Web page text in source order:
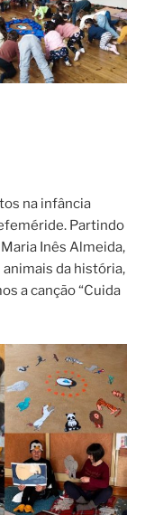
na infância
Partindo
Inês Almeida,
da história,
a canção “Cuida